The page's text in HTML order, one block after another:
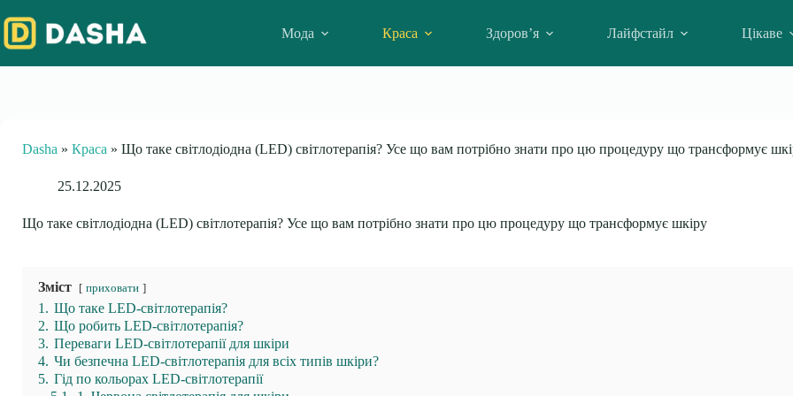
to
content
Мода Краса Здоров’я Лайфстайл Цікаве
Dasha » Краса » Що таке світлодіодна (LED) світлотерапія? Усе що вам потрібно знати про цю процедуру що трансформує
25.12.2025
Що таке світлодіодна (LED) світлотерапія? Усе що вам потрібно знати про цю процедуру що трансформує шкіру
Зміст приховати
1. Що таке LED-світлотерапія?
2. Що робить LED-світлотерапія?
3. Переваги LED-світлотерапії для шкіри
4. Чи безпечна LED-світлотерапія для всіх типів шкіри?
5. Гід по кольорах LED-світлотерапії